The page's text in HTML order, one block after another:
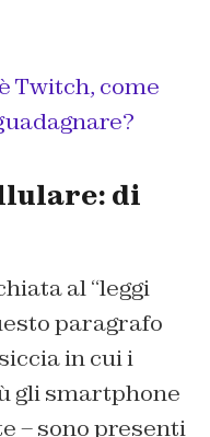
Twitch, come
di
al “leggi
paragrafo
in cui i
gli smartphone
– sono presenti